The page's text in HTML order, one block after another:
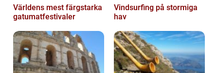
Världens mest färgstarka
gatumatfestivaler
Vindsurfing på stormiga
hav